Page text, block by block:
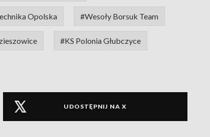
Opolska #Wesoły Borsuk Team
#KS Polonia Głubczyce
UDOSTĘPNIJ NA X